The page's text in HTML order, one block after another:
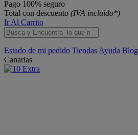
Pago 100% seguro
Total con descuento (IVA incluido*)
Ir Al Carrito
Estado de mi pedido Tiendas Ayuda Blog
Canarias